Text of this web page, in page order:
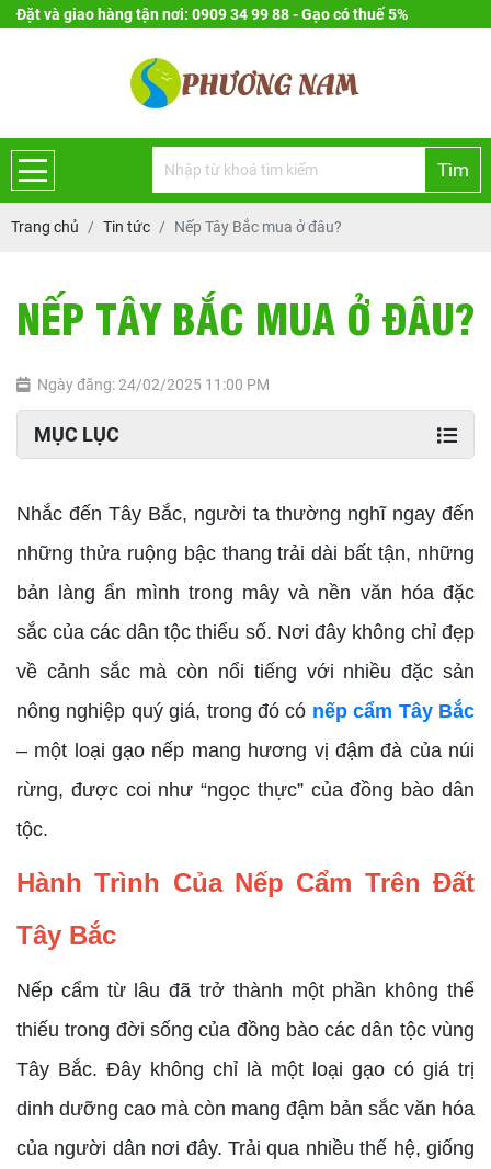
Đặt và giao hàng tận nơi: 0909 34 99 88 - Gạo có thuế 5%
Tìm
Trang chủ Tin tức Nếp Tây Bắc mua ở đâu?
NẾP TÂY BẮC MUA Ở ĐÂU?
Ngày đăng: 24/02/2025 11:00 PM
MỤC LỤC
Nhắc đến Tây Bắc, người ta thường nghĩ ngay đến
những thửa ruộng bậc thang trải dài bất tận, những
bản làng ẩn mình trong mây và nền văn hóa đặc
sắc của các dân tộc thiểu số. Nơi đây không chỉ đẹp
về cảnh sắc mà còn nổi tiếng với nhiều đặc sản
nông nghiệp quý giá, trong đó có nếp cẩm Tây Bắc
– một loại gạo nếp mang hương vị đậm đà của núi
rừng, được coi như “ngọc thực” của đồng bào dân
tộc.
Hành Trình Của Nếp Cẩm Trên Đất
Tây Bắc
Nếp cẩm từ lâu đã trở thành một phần không thể
thiếu trong đời sống của đồng bào các dân tộc vùng
Tây Bắc. Đây không chỉ là một loại gạo có giá trị
dinh dưỡng cao mà còn mang đậm bản sắc văn hóa
của người dân nơi đây. Trải qua nhiều thế hệ, giống